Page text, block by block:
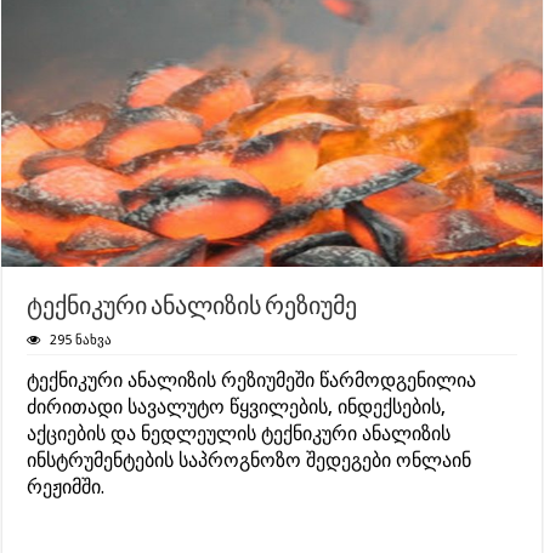
ტექნიკური ანალიზის რეზიუმე
295 ნახვა
ტექნიკური ანალიზის რეზიუმეში წარმოდგენილია
ძირითადი სავალუტო წყვილების, ინდექსების,
აქციების და ნედლეულის ტექნიკური ანალიზის
ინსტრუმენტების საპროგნოზო შედეგები ონლაინ
რეჟიმში.